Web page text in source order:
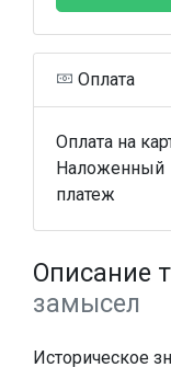
Оплата
Оплата на
Наложенный
платеж
Описание
замысел
Историческое